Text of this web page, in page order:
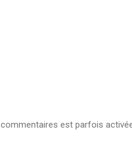
est parfois